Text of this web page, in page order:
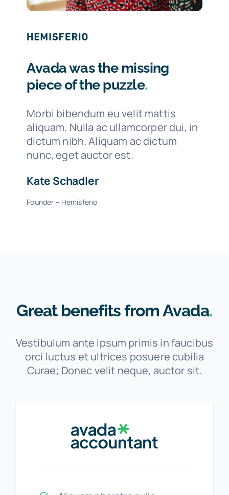
Avada was the missing
piece of the puzzle.
Morbi bibendum eu velit mattis
aliquam. Nulla ac ullamcorper dui, in
dictum nibh. Aliquam ac dictum
nunc, eget auctor est.
Kate Schadler
Founder – Hemisferio
Great benefits from Avada.
Vestibulum ante ipsum primis in faucibus
orci luctus et ultrices posuere cubilia
Curae; Donec velit neque, auctor sit.